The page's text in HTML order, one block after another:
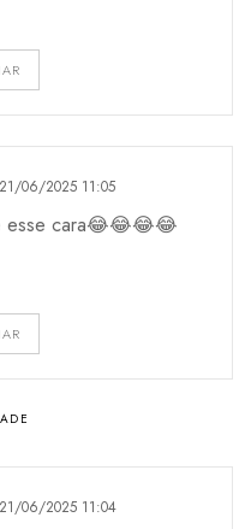
21/06/2025 11:05
esse cara😂😂😂😂
21/06/2025 11:04